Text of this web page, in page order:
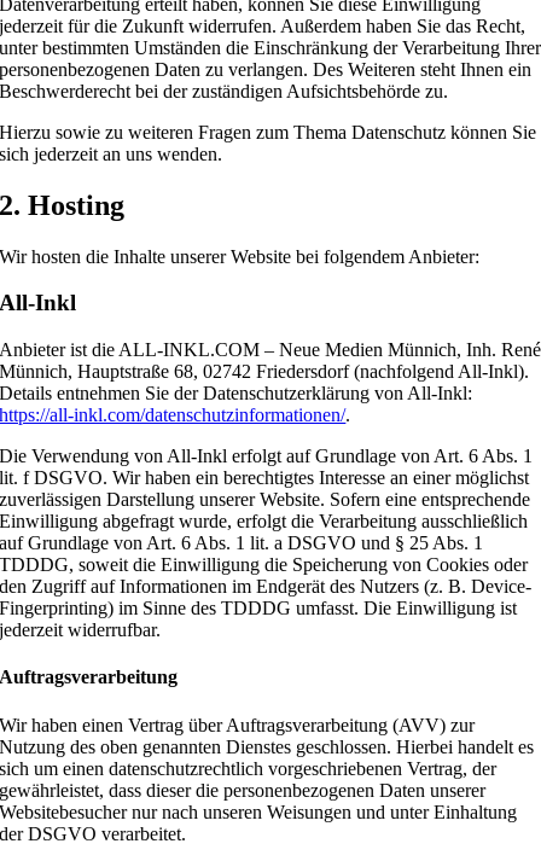
jederzeit für die Zukunft widerrufen. Außerdem haben Sie das Recht,
unter bestimmten Umständen die Einschränkung der Verarbeitung Ihrer
personenbezogenen Daten zu verlangen. Des Weiteren steht Ihnen ein
Beschwerderecht bei der zuständigen Aufsichtsbehörde zu.
Hierzu sowie zu weiteren Fragen zum Thema Datenschutz können Sie
sich jederzeit an uns wenden.
2. Hosting
Wir hosten die Inhalte unserer Website bei folgendem Anbieter:
All-Inkl
Anbieter ist die ALL-INKL.COM – Neue Medien Münnich, Inh. René
Münnich, Hauptstraße 68, 02742 Friedersdorf (nachfolgend All-Inkl).
Details entnehmen Sie der Datenschutzerklärung von All-Inkl:
https://all-inkl.com/datenschutzinformationen/.
Die Verwendung von All-Inkl erfolgt auf Grundlage von Art. 6 Abs. 1
lit. f DSGVO. Wir haben ein berechtigtes Interesse an einer möglichst
zuverlässigen Darstellung unserer Website. Sofern eine entsprechende
Einwilligung abgefragt wurde, erfolgt die Verarbeitung ausschließlich
auf Grundlage von Art. 6 Abs. 1 lit. a DSGVO und § 25 Abs. 1
TDDDG, soweit die Einwilligung die Speicherung von Cookies oder
den Zugriff auf Informationen im Endgerät des Nutzers (z. B. Device-
Fingerprinting) im Sinne des TDDDG umfasst. Die Einwilligung ist
jederzeit widerrufbar.
Auftragsverarbeitung
Wir haben einen Vertrag über Auftragsverarbeitung (AVV) zur
Nutzung des oben genannten Dienstes geschlossen. Hierbei handelt es
sich um einen datenschutzrechtlich vorgeschriebenen Vertrag, der
gewährleistet, dass dieser die personenbezogenen Daten unserer
Websitebesucher nur nach unseren Weisungen und unter Einhaltung
der DSGVO verarbeitet.